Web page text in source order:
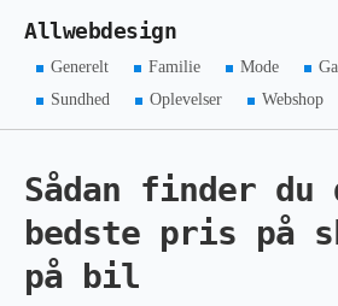
Allwebdesign
Generelt Familie Mode
Sundhed
Oplevelser Webshop
Sådan finder du
bedste pris på
på bil